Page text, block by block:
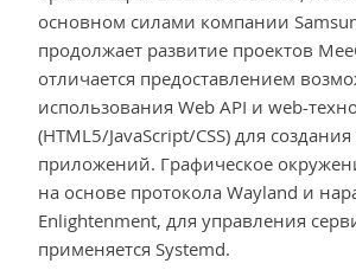
основном силами компании
продолжает развитие проектов
отличается предоставлением
использования Web API и web-
(HTML5/JavaScript/CSS) для
приложений. Графическое
на основе протокола Wayland и
Enlightenment, для управления
применяется Systemd.